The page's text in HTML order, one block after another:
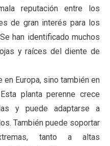
reputación entre los
de gran interés para los
han identificado muchos
y raíces del diente de
Europa, sino también en
planta perenne crece
y puede adaptarse a
También puede soportar
tanto a altas